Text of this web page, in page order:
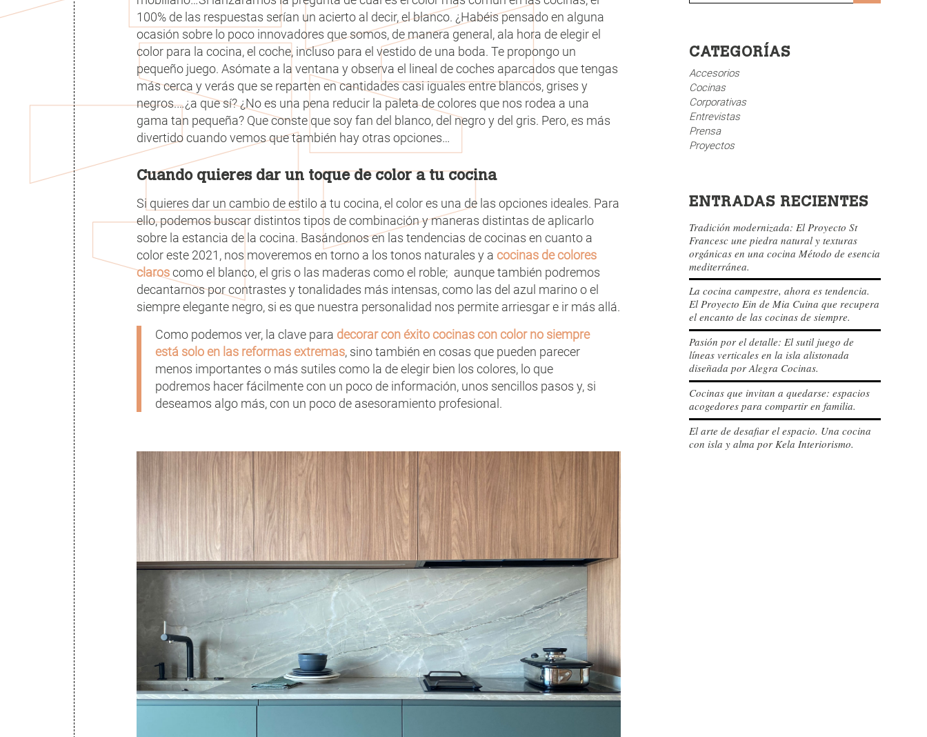
100% de las respuestas serían un acierto al decir, el blanco. ¿Habéis pensado en alguna
ocasión sobre lo poco innovadores que somos, de manera general, ala hora de elegir el
color para la cocina, el coche, incluso para el vestido de una boda. Te propongo un
pequeño juego. Asómate a la ventana y observa el lineal de coches aparcados que tengas
más cerca y verás que se reparten en cantidades casi iguales entre blancos, grises y
negros.…¿a que sí? ¿No es una pena reducir la paleta de colores que nos rodea a una
gama tan pequeña? Que conste que soy fan del blanco, del negro y del gris. Pero, es más
divertido cuando vemos que también hay otras opciones…
Cuando quieres dar un toque de color a tu cocina
Si quieres dar un cambio de estilo a tu cocina, el color es una de las opciones ideales. Para
ello, podemos buscar distintos tipos de combinación y maneras distintas de aplicarlo
sobre la estancia de la cocina. Basándonos en las tendencias de cocinas en cuanto a
color este 2021, nos moveremos en torno a los tonos naturales y a cocinas de colores
claroscomo el blanco, el gris o las maderas como el roble; aunque también podremos
decantarnos por contrastes y tonalidades más intensas, como las del azul marino o el
siempre elegante negro, si es que nuestra personalidad nos permite arriesgar e ir más allá.
Como podemos ver, la clave para decorar con éxito cocinas con color no siempre
está solo en las reformas extremas, sino también en cosas que pueden parecer
menos importantes o más sutiles como la de elegir bien los colores, lo que
podremos hacer fácilmente con un poco de información, unos sencillos pasos y, si
deseamos algo más, con un poco de asesoramiento profesional.
CATEGORÍAS
Accesorios
Cocinas
Corporativas
Entrevistas
Prensa
Proyectos
ENTRADAS RECIENTES
Tradición modernizada: El Proyecto St
Francesc une piedra natural y texturas
orgánicas en una cocina Método de esencia
mediterránea.
La cocina campestre, ahora es tendencia.
El Proyecto Ein de Mia Cuina que recupera
el encanto de las cocinas de siempre.
Pasión por el detalle: El sutil juego de
líneas verticales en la isla alistonada
diseñada por Alegra Cocinas.
Cocinas que invitan a quedarse: espacios
acogedores para compartir en familia.
El arte de desafiar el espacio. Una cocina
con isla y alma por Kela Interiorismo.